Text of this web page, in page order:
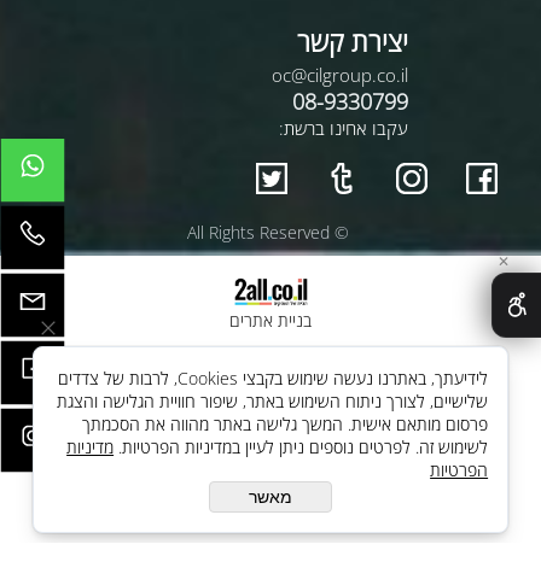
יצירת קשר
oc@cilgroup.co.il
08-9330799
עקבו אחינו ברשת:
© All Rights Reserved
בניית אתרים
✕
לידיעתך, באתרנו נעשה שימוש בקבצי Cookies, לרבות של צדדים
שלישיים, לצורך ניתוח השימוש באתר, שיפור חוויית הגלישה והצגת
פרסום מותאם אישית. המשך גלישה באתר מהווה את הסכמתך
לשימוש זה. לפרטים נוספים ניתן לעיין במדיניות הפרטיות. מדיניות
הפרטיות
מאשר